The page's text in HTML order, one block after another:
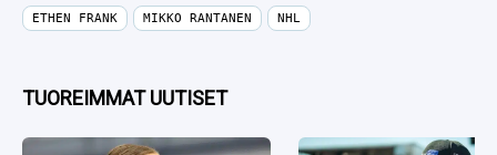
ETHEN FRANK MIKKO RANTANEN NHL
TUOREIMMAT UUTISET